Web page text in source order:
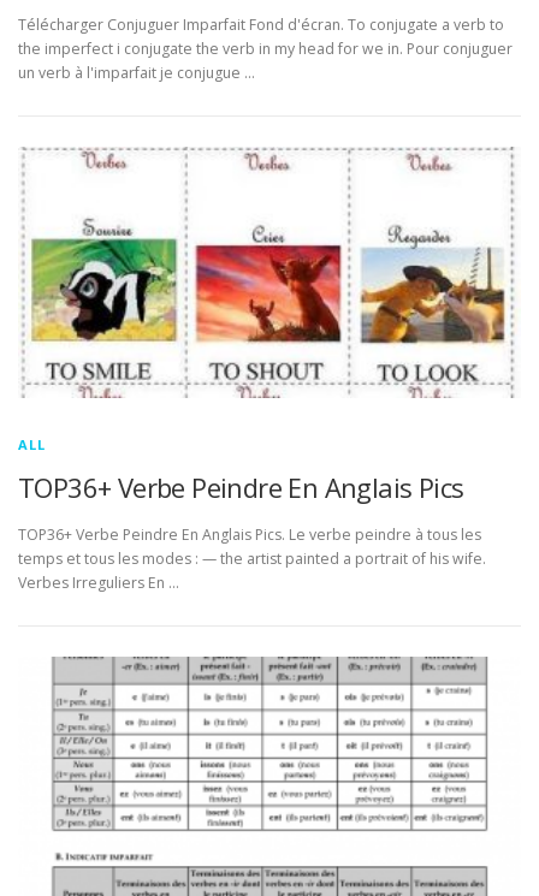
Télécharger Conjuguer Imparfait Fond d'écran. To conjugate a verb to
the imperfect i conjugate the verb in my head for we in. Pour conjuguer
un verb à l'imparfait je conjugue …
ALL
TOP36+ Verbe Peindre En Anglais Pics
TOP36+ Verbe Peindre En Anglais Pics. Le verbe peindre à tous les
temps et tous les modes : — the artist painted a portrait of his wife.
Verbes Irreguliers En …